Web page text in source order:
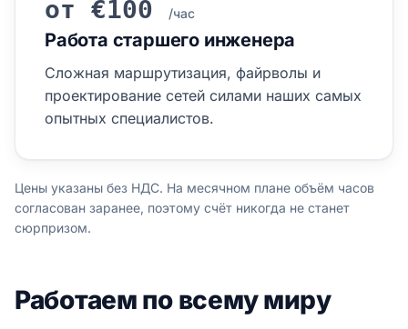
от €100 /час
Работа старшего инженера
Сложная маршрутизация, файрволы и
проектирование сетей силами наших самых
опытных специалистов.
Цены указаны без НДС. На месячном плане объём часов
согласован заранее, поэтому счёт никогда не станет
сюрпризом.
Работаем по всему миру